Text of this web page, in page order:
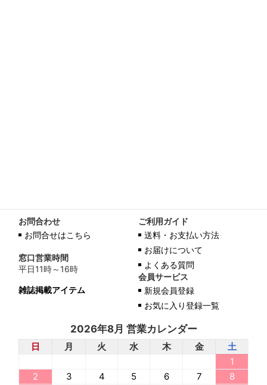
お問合わせ
お問合せはこちら
窓口営業時間
平日11時～16時
雑誌掲載アイテム
ご利用ガイド
送料・お支払い方法
お届けについて
よくある質問
会員サービス
新規会員登録
お気に入り登録一覧
2026年8月 営業カレンダー
日 月 火 水 木 金
土
1
2
3 4 5 6 7
8